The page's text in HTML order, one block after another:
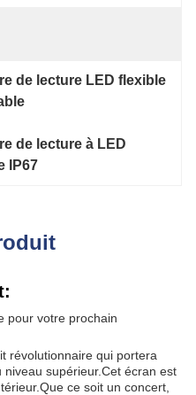
de lecture LED flexible
de lecture à LED
IP67
pour votre prochain
révolutionnaire qui portera
supérieur.Cet écran est
ce soit un concert,